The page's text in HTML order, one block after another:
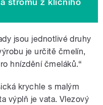
jsou jednotlivé druhy
je určitě čmelín,
hnízdění čmeláků.“
krychle s malým
výplň je vata. Vlezový